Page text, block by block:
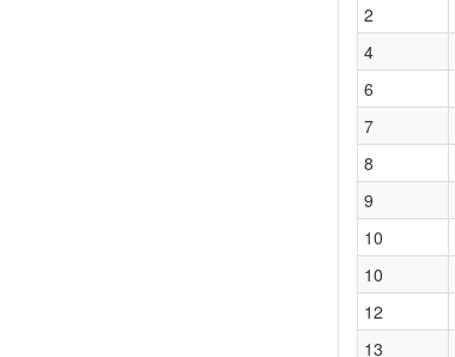
2
4
6
7
8
9
10
10
12
13